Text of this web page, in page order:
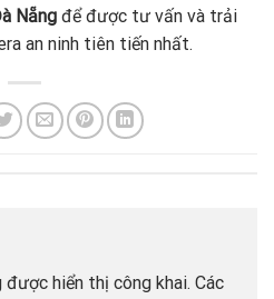
Nẵng để được tư vấn và trải
an ninh tiên tiến nhất.
được hiển thị công khai. Các